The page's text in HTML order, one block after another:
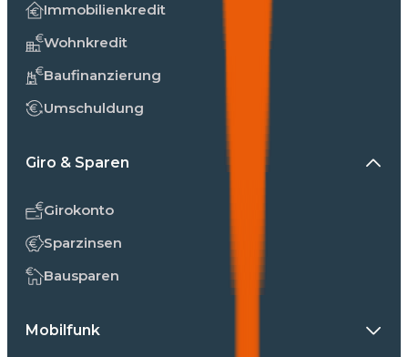
Immobilienkredit
Wohnkredit
Baufinanzierung
Umschuldung
Giro & Sparen
Girokonto
Sparzinsen
Bausparen
Mobilfunk